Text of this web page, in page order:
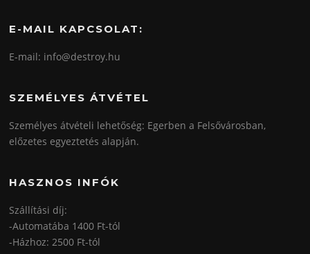
E-MAIL KAPCSOLAT:
E-mail: info@destroy.hu
SZEMÉLYES ÁTVÉTEL
Személyes átvételi lehetőség: Egerben a Felsővárosban,
előzetes egyeztetés alapján.
HASZNOS INFÓK
Szállítási díj:
-Automatába 1400 Ft-tól
-Házhoz: 2500 Ft-tól